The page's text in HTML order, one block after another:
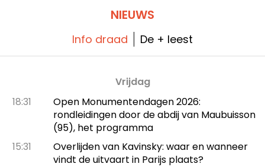
NIEUWS
Info draad De + leest
Vrijdag
18:31
Open Monumentendagen 2026:
rondleidingen door de abdij van Maubuisson
(95), het programma
15:31
Overlijden van Kavinsky: waar en wanneer
vindt de uitvaart in Parijs plaats?